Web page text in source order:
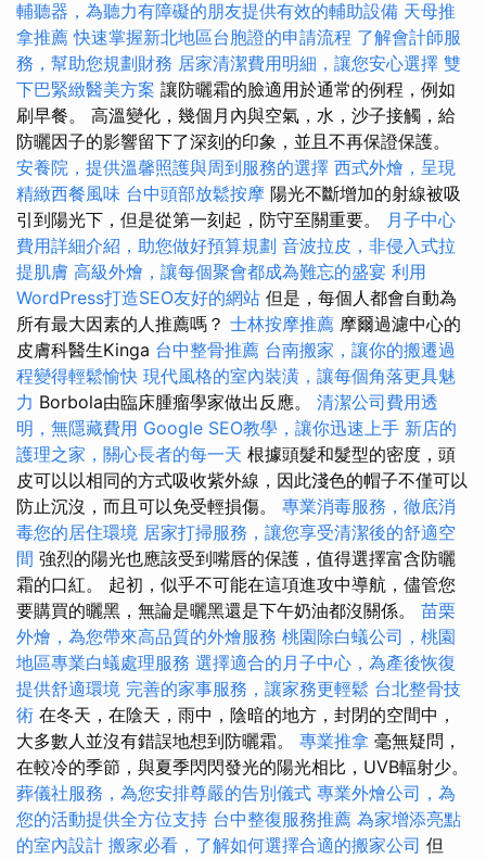
輔聽器，為聽力有障礙的朋友提供有效的輔助設備 天母推
拿推薦 快速掌握新北地區台胞證的申請流程 了解會計師服
務，幫助您規劃財務 居家清潔費用明細，讓您安心選擇 雙
下巴緊緻醫美方案 讓防曬霜的臉適用於通常的例程，例如
刷早餐。 高溫變化，幾個月內與空氣，水，沙子接觸，給
防曬因子的影響留下了深刻的印象，並且不再保證保護。
安養院，提供溫馨照護與周到服務的選擇 西式外燴，呈現
精緻西餐風味 台中頭部放鬆按摩 陽光不斷增加的射線被吸
引到陽光下，但是從第一刻起，防守至關重要。 月子中心
費用詳細介紹，助您做好預算規劃 音波拉皮，非侵入式拉
提肌膚 高級外燴，讓每個聚會都成為難忘的盛宴 利用
WordPress打造SEO友好的網站 但是，每個人都會自動為
所有最大因素的人推薦嗎？ 士林按摩推薦 摩爾過濾中心的
皮膚科醫生Kinga 台中整骨推薦 台南搬家，讓你的搬遷過
程變得輕鬆愉快 現代風格的室內裝潢，讓每個角落更具魅
力 Borbola由臨床腫瘤學家做出反應。 清潔公司費用透
明，無隱藏費用 Google SEO教學，讓你迅速上手 新店的
護理之家，關心長者的每一天 根據頭髮和髮型的密度，頭
皮可以以相同的方式吸收紫外線，因此淺色的帽子不僅可以
防止沉沒，而且可以免受輕損傷。 專業消毒服務，徹底消
毒您的居住環境 居家打掃服務，讓您享受清潔後的舒適空
間 強烈的陽光也應該受到嘴唇的保護，值得選擇富含防曬
霜的口紅。 起初，似乎不可能在這項進攻中導航，儘管您
要購買的曬黑，無論是曬黑還是下午奶油都沒關係。 苗栗
外燴，為您帶來高品質的外燴服務 桃園除白蟻公司，桃園
地區專業白蟻處理服務 選擇適合的月子中心，為產後恢復
提供舒適環境 完善的家事服務，讓家務更輕鬆 台北整骨技
術 在冬天，在陰天，雨中，陰暗的地方，封閉的空間中，
大多數人並沒有錯誤地想到防曬霜。 專業推拿 毫無疑問，
在較冷的季節，與夏季閃閃發光的陽光相比，UVB輻射少。
葬儀社服務，為您安排尊嚴的告別儀式 專業外燴公司，為
您的活動提供全方位支持 台中整復服務推薦 為家增添亮點
的室內設計 搬家必看，了解如何選擇合適的搬家公司 但